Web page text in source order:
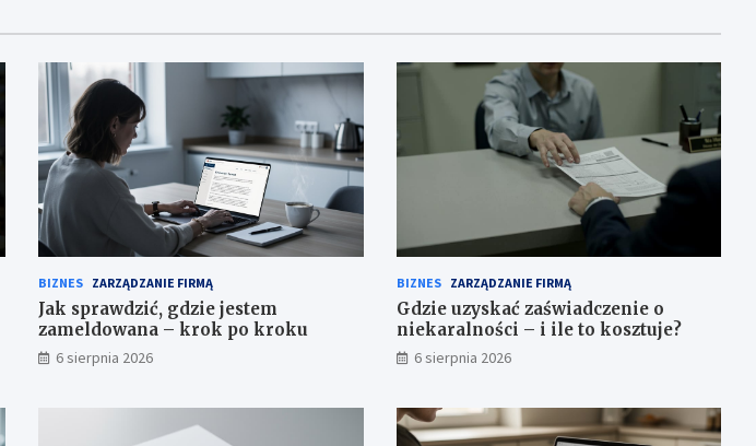
BIZNES ZARZĄDZANIE FIRMĄ
Jak sprawdzić, gdzie jestem
zameldowana – krok po kroku
6 sierpnia 2026
BIZNES ZARZĄDZANIE FIRMĄ
Gdzie uzyskać zaświadczenie o
niekaralności – i ile to kosztuje?
6 sierpnia 2026